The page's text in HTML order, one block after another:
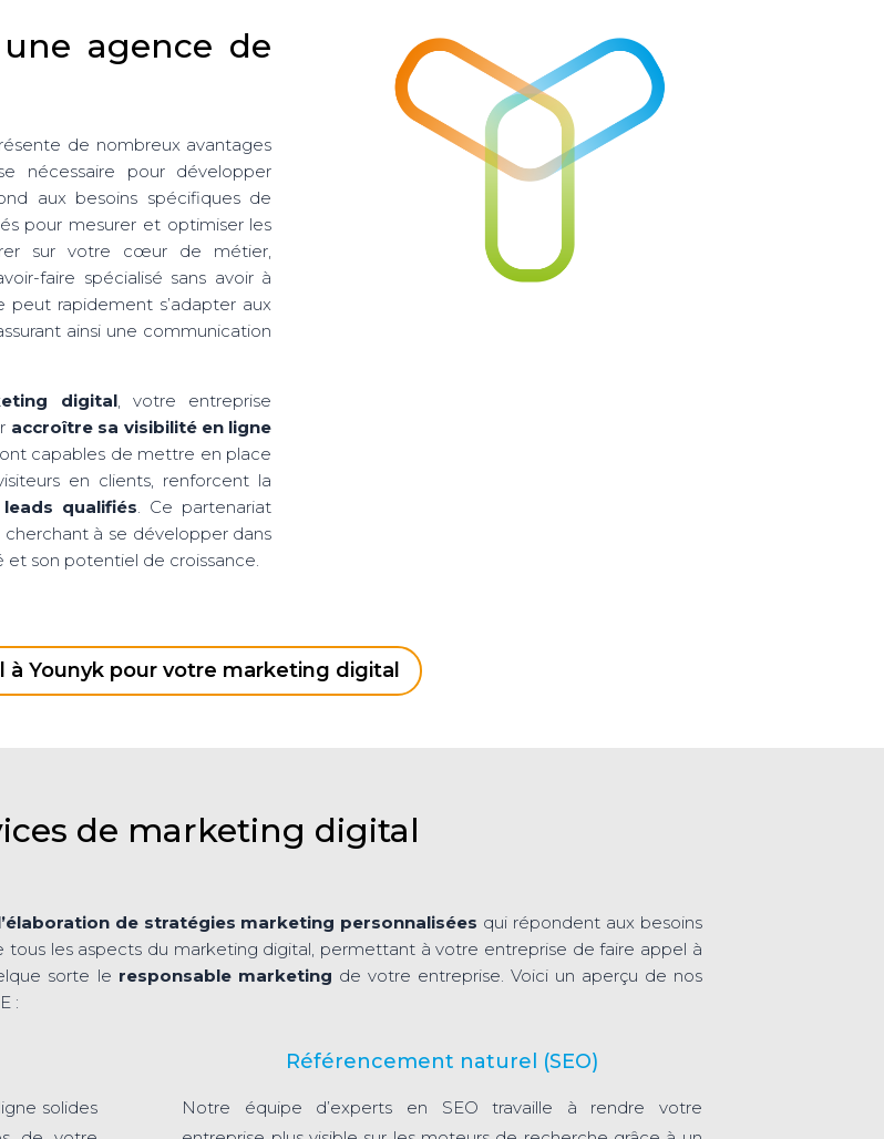
agence de
de nombreux avantages
nécessaire pour développer
aux besoins spécifiques de
pour mesurer et optimiser les
sur votre cœur de métier,
faire spécialisé sans avoir à
rapidement s’adapter aux
ainsi une communication
digital, votre entreprise
accroître sa visibilité en ligne
capables de mettre en place
en clients, renforcent la
qualifiés. Ce partenariat
cherchant à se développer dans
son potentiel de croissance.
à Younyk pour votre marketing digital
de marketing digital
de stratégies marketing personnalisées qui répondent aux besoins
les aspects du marketing digital, permettant à votre entreprise de faire appel à
sorte le responsable marketing de votre entreprise. Voici un aperçu de nos
:
solides
Référencement naturel (SEO)
Notre équipe d’experts en SEO travaille à rendre votre